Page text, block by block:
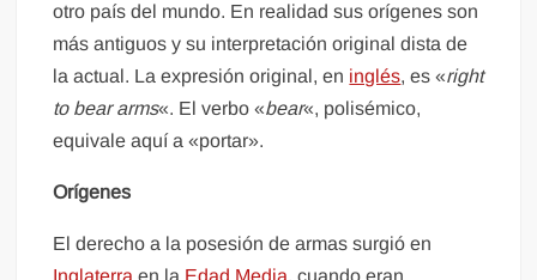
otro país del mundo. En realidad sus orígenes son
más antiguos y su interpretación original dista de
la actual. La expresión original, en inglés, es «right
to bear arms«. El verbo «bear«, polisémico,
equivale aquí a «portar».
Orígenes
El derecho a la posesión de armas surgió en